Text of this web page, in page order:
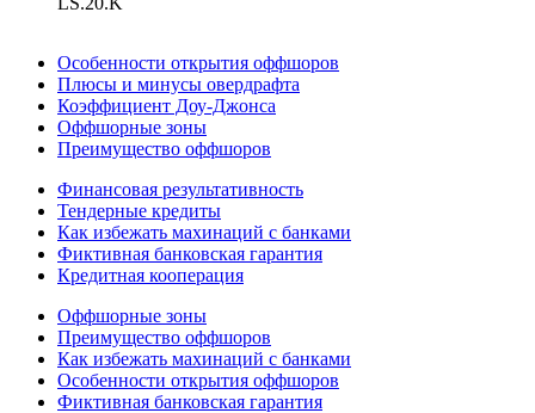
Особенности открытия оффшоров
Плюсы и минусы овердрафта
Коэффициент Доу-Джонса
Оффшорные зоны
Преимущество оффшоров
Финансовая результативность
Тендерные кредиты
Как избежать махинаций с банками
Фиктивная банковская гарантия
Кредитная кооперация
Оффшорные зоны
Преимущество оффшоров
Как избежать махинаций с банками
Особенности открытия оффшоров
Фиктивная банковская гарантия